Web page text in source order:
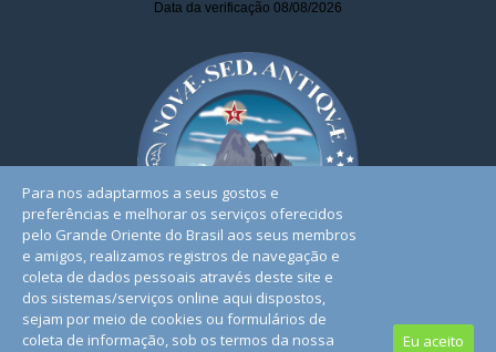
Para nos adaptarmos a seus gostos e
preferências e melhorar os serviços oferecidos
pelo Grande Oriente do Brasil aos seus membros
e amigos, realizamos registros de navegação e
coleta de dados pessoais através deste site e
dos sistemas/serviços online aqui dispostos,
sejam por meio de cookies ou formulários de
coleta de informação, sob os termos da nossa
Eu aceito